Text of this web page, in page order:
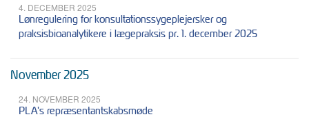
4. DECEMBER 2025
Lønregulering for konsultationssygeplejersker og
praksisbioanalytikere i lægepraksis pr. 1. december 2025
November 2025
24. NOVEMBER 2025
PLA's repræsentantskabsmøde